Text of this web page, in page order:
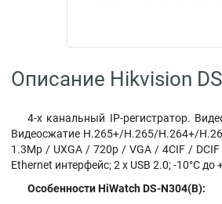
Описание Hikvision
4-х канальный IP-регистратор.
Видеосжатие H.265+/H.265/H.264+/
1.3Mp / UXGA / 720p / VGA / 4CIF /
Ethernet интерфейс; 2 х USB 2.0; -10°C до
Особенности HiWatch DS-N304(B):